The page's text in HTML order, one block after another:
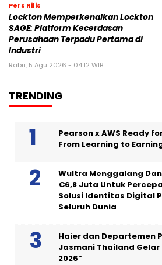
Pers Rilis
Lockton Memperkenalkan Lockton
SAGE: Platform Kecerdasan
Perusahaan Terpadu Pertama di
Industri
Rabu, 5 Agu 2026 - 04:12 WIB
TRENDING
Pearson x AWS Ready
From Learning to
Wultra Menggalang
€6,8 Juta Untuk
Solusi Identitas Digital
Seluruh Dunia
Haier dan Departemen
Jasmani Thailand Gelar
2026”